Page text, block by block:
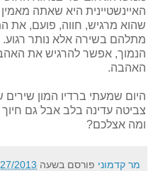
האיינשטיינית היא שאתה
שהוא מרגיש, חווה, פועם, את
מתלהם בשירה אלא נותר
הנמוך, אפשר להרגיש את
האהבה.
היום שמעתי ברדיו המון שירים
צביטה עדינה בלב אבל גם
ומה אצלכם?
מר קדמוני פורסם בשעה 2013